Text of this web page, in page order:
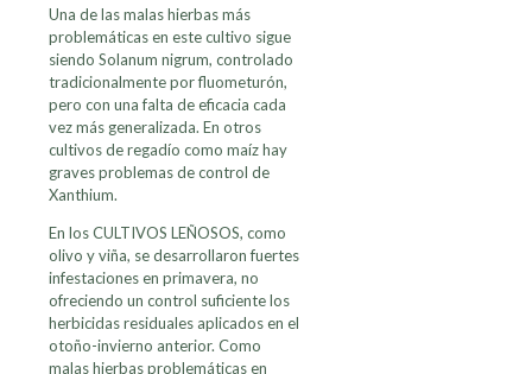
Una de las malas hierbas más
problemáticas en este cultivo sigue
siendo Solanum nigrum, controlado
tradicionalmente por fluometurón,
pero con una falta de eficacia cada
vez más generalizada. En otros
cultivos de regadío como maíz hay
graves problemas de control de
Xanthium.
En los CULTIVOS LEÑOSOS, como
olivo y viña, se desarrollaron fuertes
infestaciones en primavera, no
ofreciendo un control suficiente los
herbicidas residuales aplicados en el
otoño-invierno anterior. Como
malas hierbas problemáticas en